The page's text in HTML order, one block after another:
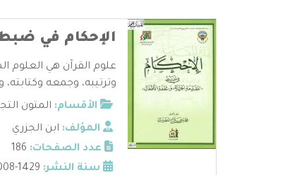
الإحكام في
علوم القرآن هي العلوم
وترتيبه، وجمعه وكتابته،
الأقسام: المتون
المؤلف: ابن الجزري
عدد الصفحات:
سنة النشر: